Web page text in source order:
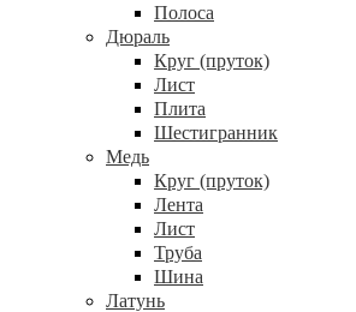
Полоса
Дюраль
Круг (пруток)
Лист
Плита
Шестигранник
Медь
Круг (пруток)
Лента
Лист
Труба
Шина
Латунь